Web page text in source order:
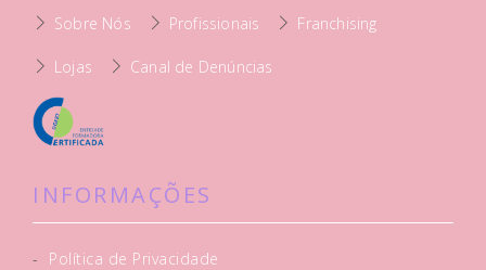
Sobre Nós Profissionais Franchising
Lojas Canal de Denúncias
INFORMAÇÕES
-
Política de Privacidade